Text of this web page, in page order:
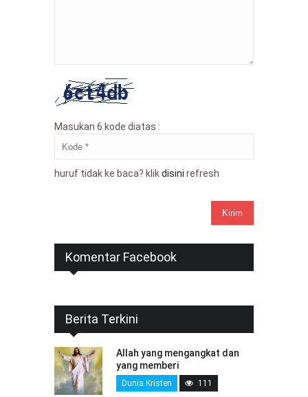
Masukan 6 kode diatas :
huruf tidak ke baca? klikdisini refresh
Komentar Facebook
Berita Terkini
Allah yang mengangkat dan
yang memberi
Dunia Kristen 111